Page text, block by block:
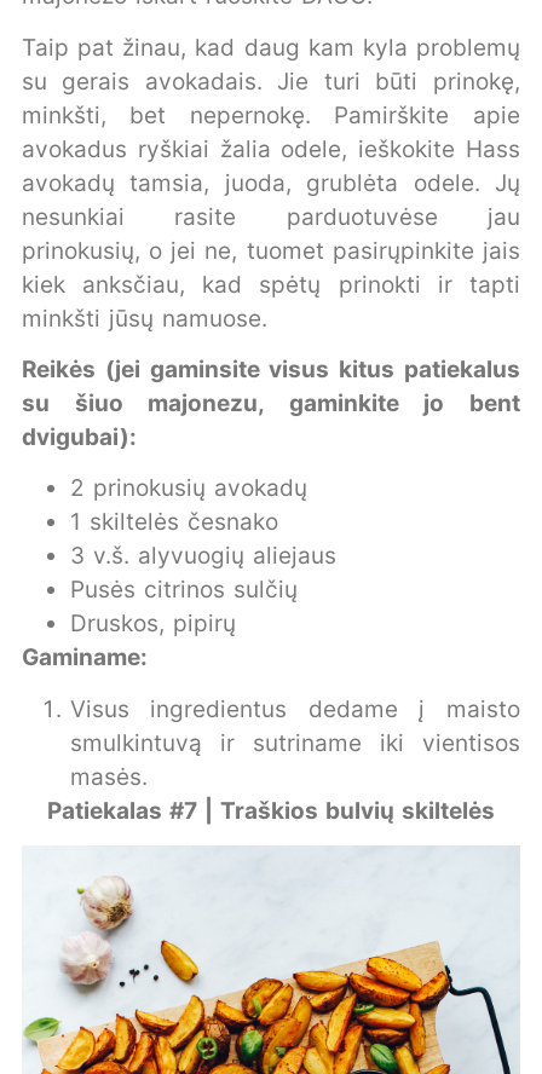
Taip pat žinau, kad daug kam kyla problemų
su gerais avokadais. Jie turi būti prinokę,
minkšti, bet nepernokę. Pamirškite apie
avokadus ryškiai žalia odele, ieškokite Hass
avokadų tamsia, juoda, grublėta odele. Jų
nesunkiai rasite parduotuvėse jau
prinokusių, o jei ne, tuomet pasirųpinkite jais
kiek anksčiau, kad spėtų prinokti ir tapti
minkšti jūsų namuose.
Reikės (jei gaminsite visus kitus patiekalus
su šiuo majonezu, gaminkite jo bent
dvigubai):
2 prinokusių avokadų
1 skiltelės česnako
3 v.š. alyvuogių aliejaus
Pusės citrinos sulčių
Druskos, pipirų
Gaminame:
Visus ingredientus dedame į maisto
smulkintuvą ir sutriname iki vientisos
masės.
Patiekalas #7 | Traškios bulvių skiltelės